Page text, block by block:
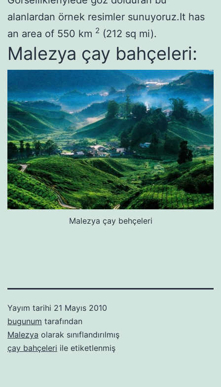
alanlardan örnek resimler sunuyoruz.It has
an area of 550 km 2 (212 sq mi).
Malezya çay bahçeleri:
Malezya çay behçeleri
Yayım tarihi 21 Mayıs 2010
bugunum tarafından
Malezya olarak sınıflandırılmış
çay bahçeleri ile etiketlenmiş